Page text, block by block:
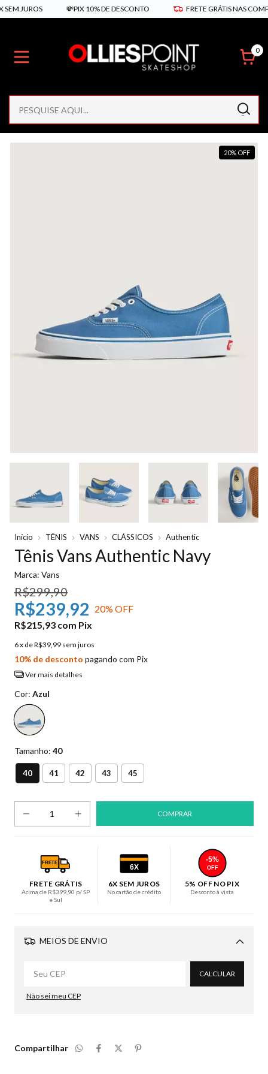
JUROS 💸PIX 10% DE DESCONTO FRETE GRÁTIS NAS
0
20% OFF
Início TÊNIS VANS CLÁSSICOS Authentic
Tênis Vans Authentic Navy
Marca: Vans
R$299,90
R$239,92 20% OFF
R$215,93 com Pix
6x deR$39,99 sem juros
10% de desconto pagando com Pix
Ver mais detalhes
Cor: Azul
Tamanho: 40
40 41 42 43 45
FRETE
FRETE GRÁTIS
Acima de R$399,90 p/ SP
e Sul
6X
6X SEM JUROS
No cartão de crédito
-5%
OFF
5% OFF NO PIX
Desconto à vista
MEIOS DE ENVIO
Alterar CEP
CALCULAR
Não sei meu CEP
Compartilhar